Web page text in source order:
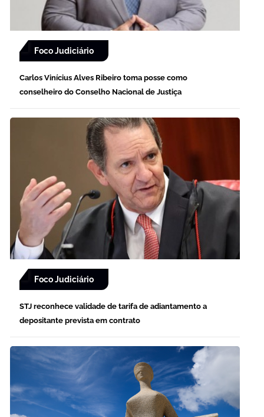
Foco Judiciário
Carlos Vinícius Alves Ribeiro toma posse como
conselheiro do Conselho Nacional de Justiça
Foco Judiciário
STJ reconhece validade de tarifa de adiantamento a
depositante prevista em contrato